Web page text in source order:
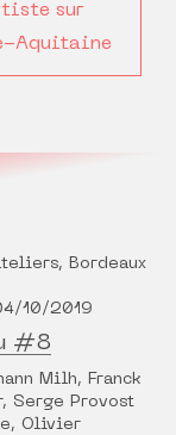
sur
Aquitaine
Bordeaux
10/2019
#8
Milh, Franck
Serge Provost
Olivier